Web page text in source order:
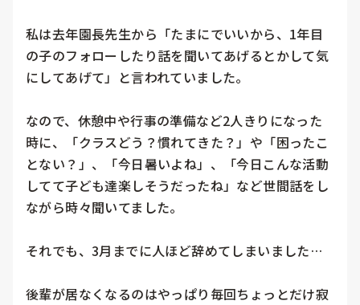
私は去年園長先生から「たまにでいいから、1年目
の子のフォローしたり話を聞いてあげるとかして気
にしてあげて」と言われていました。
なので、休憩中や行事の準備など2人きりになった
時に、「クラスどう？慣れてきた？」や「困ったこ
とない？」、「今日暑いよね」、「今日こんな活動
してて子ども達楽しそうだったね」など世間話をし
ながら時々聞いてました。
それでも、3月までに人ほど辞めてしまいました…
後輩が居なくなるのはやっぱり毎回ちょっとだけ寂